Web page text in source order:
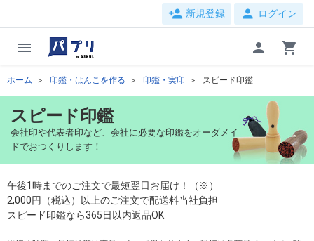
person_add 新規登録 person ログイン
menu person shopping_cart
ホーム 印鑑・はんこを作る 印鑑・実印 スピード印鑑
スピード印鑑
会社印や代表者印など、会社に必要な印鑑をオーダメイ
ドでおつくりします！
午後1時までのご注文で最短翌日お届け！（※）
2,000円（税込）以上のご注文で配送料当社負担
スピード印鑑なら365日以内返品OK